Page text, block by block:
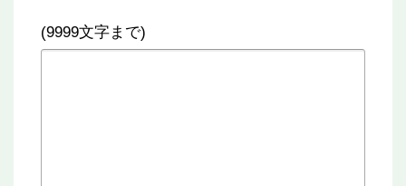
(9999文字まで)